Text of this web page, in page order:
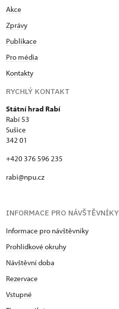
Akce
Zprávy
Publikace
Pro média
Kontakty
RYCHLÝ KONTAKT
Státní hrad Rabí
Rabí 53
Sušice
342 01
+420 376 596 235
rabi@npu.cz
INFORMACE PRO NÁVŠTĚVNÍKY
Informace pro návštěvníky
Prohlídkové okruhy
Návštěvní doba
Rezervace
Vstupné